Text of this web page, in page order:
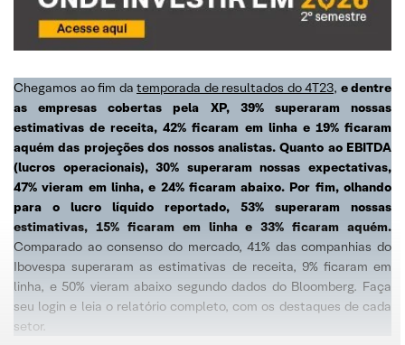
Chegamos ao fim da temporada de resultados do 4T23, e dentre
as empresas cobertas pela XP, 39% superaram nossas
estimativas de receita, 42% ficaram em linha e 19% ficaram
aquém das projeções dos nossos analistas. Quanto ao EBITDA
(lucros operacionais), 30% superaram nossas expectativas,
47% vieram em linha, e 24% ficaram abaixo. Por fim, olhando
para o lucro líquido reportado, 53% superaram nossas
estimativas, 15% ficaram em linha e 33% ficaram aquém.
Comparado ao consenso do mercado, 41% das companhias do
Ibovespa superaram as estimativas de receita, 9% ficaram em
linha, e 50% vieram abaixo segundo dados do Bloomberg. Faça
seu login e leia o relatório completo, com os destaques de cada
setor.